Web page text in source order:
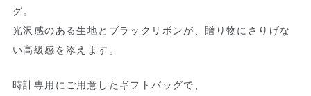
グ。
光沢感のある生地とブラックリボンが、贈り物にさりげな
い高級感を添えます。
時計専用にご用意したギフトバッグで、